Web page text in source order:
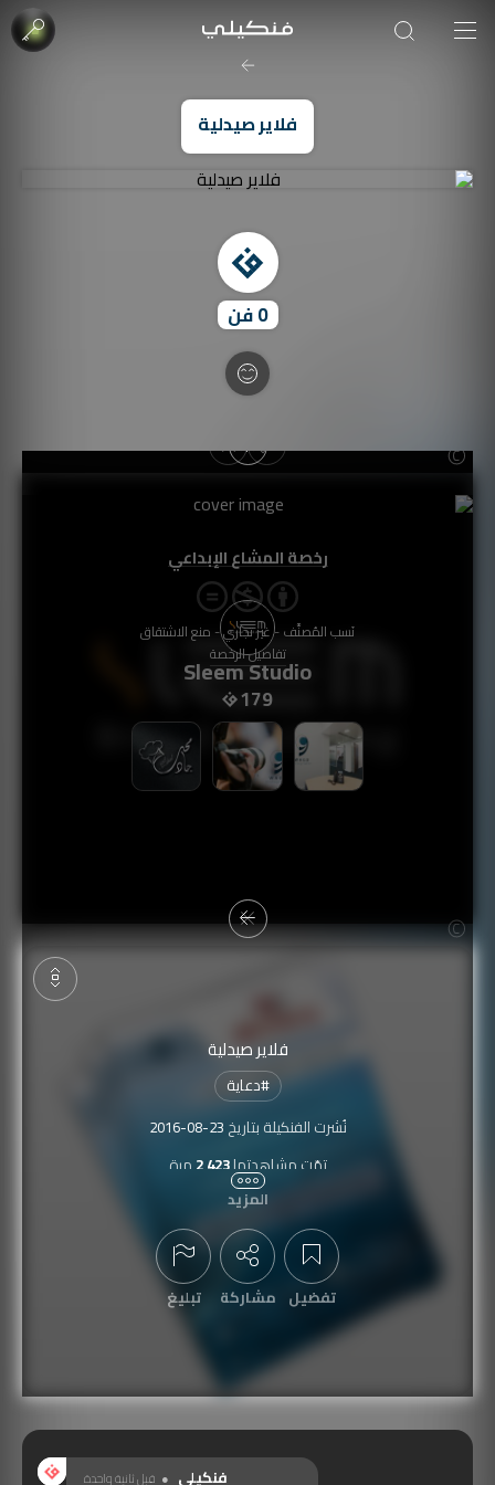
فلاير صيدلية
0فن
Sleem Studio
179
فلاير صيدلية
#دعاية
نُشرت الفنكيلة بتاريخ 2016-08-23
تمّت مشاهدتها2,423 مرة
المزيد
تفضيل مشاركة تبليغ
رخصة المشاع الإبداعي
نَسب المُصنَّف - غير تجاري - منع الاشتقاق
تفاصيل الرخصة
صورة الغلاف من فن
SOUFIANE Abid
فنكيلي قبل ثانية واحدة